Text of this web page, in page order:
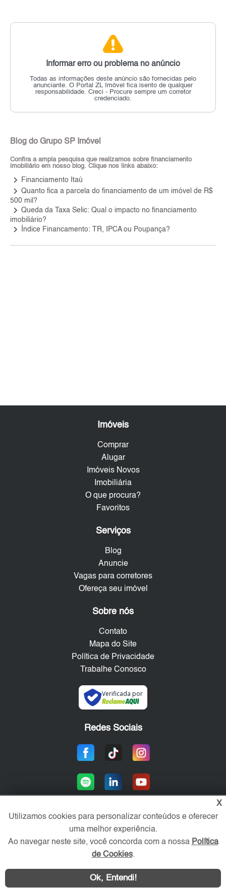
Informar erro ou problema no anúncio
Todas as informações deste anúncio são fornecidas pelo
anunciante. O Portal ZL Imóvel fica isento de qualquer
responsabilidade. Creci - Procure sempre um corretor
credenciado.
Blog do Grupo SP Imóvel
Confira a ampla pesquisa que realizamos sobre financiamento
imobiliário em nosso blog. Clique nos links abaixo:
keyboard_arrow_right Financiamento Itaú
keyboard_arrow_right Quanto fica a parcela do financiamento de um imóvel de R$
500 mil?
keyboard_arrow_right Queda da Taxa Selic: Qual o impacto no financiamento
imobiliário?
keyboard_arrow_right Índice Financamento: TR, IPCA ou Poupança?
WhatsApp Contatar
Imóveis
Comprar
Alugar
Imóveis Novos
Imobiliária
O que procura?
Favoritos
Serviços
Blog
Anuncie
Vagas para corretores
Ofereça seu imóvel
Sobre nós
Contato
Mapa do Site
Política de Privacidade
Trabalhe Conosco
Verificada por
Redes Sociais
Área exclusiva aos anunciantes,
acesse sua conta:
X
Utilizamos cookies para personalizar conteúdos e oferecer
uma melhor experiência.
Ao navegar neste site, você concorda com a nossa Política
de Cookies.
Ok, Entendi!